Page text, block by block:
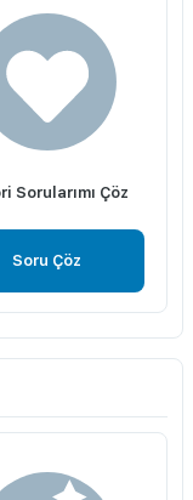
Sorularımı Çöz
Soru Çöz